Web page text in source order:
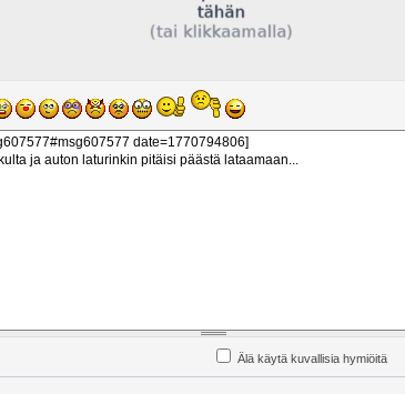
Älä käytä kuvallisia hymiöitä